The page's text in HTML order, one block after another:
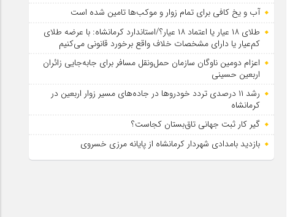
آب و یخ کافی برای تمام زوار و موکب‌ها تامین شده است
طلای ۱۸ عیار یا اعتماد ۱۸ عیار؟/استاندارد کرمانشاه: با عرضه طلای
کم‌عیار یا دارای مشخصات خلاف واقع برخورد قانونی می‌کنیم
اعزام دومین ناوگان سازمان حمل‌ونقل مسافر برای جابه‌جایی زائران
اربعین حسینی
رشد ۱۱ درصدی تردد خودروها در جاده‌های مسیر زوار اربعین در
کرمانشاه
گیر کار ثبت جهانی تاق‌بستان کجاست؟
بازدید بامدادی شهردار کرمانشاه از پایانه مرزی خسروی